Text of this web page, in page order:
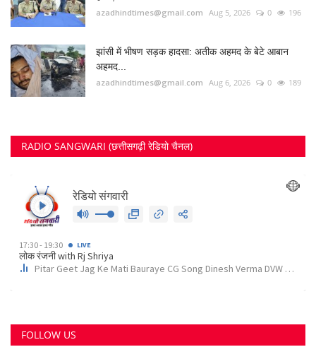
azadhindtimes@gmail.com Aug 5, 2026 0 196
झांसी में भीषण सड़क हादसा: अतीक अहमद के बेटे आबान
अहमद...
azadhindtimes@gmail.com Aug 6, 2026 0 189
RADIO SANGWARI (छत्तीसगढ़ी रेडियो चैनल)
FOLLOW US